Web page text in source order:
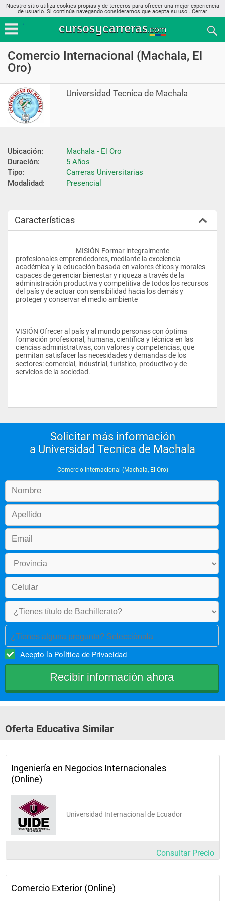
Nuestro sitio utiliza cookies propias y de terceros para ofrecer una mejor experiencia
de usuario. Si continúa navegando consideramos que acepta su uso.. Cerrar
Comercio Internacional (Machala, El
Oro)
Universidad Tecnica de Machala
Ubicación:
Machala - El Oro
Duración:
5 Años
Tipo:
Carreras Universitarias
Modalidad:
Presencial
Características
profesionales emprendedores, mediante la excelencia
académica y la educación basada en valores éticos y morales
capaces de gerenciar bienestar y riqueza a través de la
administración productiva y competitiva de todos los recursos
del país y de actuar con sensibilidad hacia los demás y
proteger y conservar el medio ambiente
VISIÓN Ofrecer al país y al mundo personas con óptima
formación profesional, humana, científica y técnica en las
ciencias administrativas, con valores y competencias, que
permitan satisfacer las necesidades y demandas de los
sectores: comercial, industrial, turístico, productivo y de
servicios de la sociedad.
Solicitar más información
a Universidad Tecnica de Machala
Comercio Internacional (Machala, El Oro)
¿Tienes alguna pregunta? Selecciónala
Acepto la Política de Privacidad
Oferta Educativa Similar
Ingeniería en Negocios Internacionales
(Online)
Universidad Internacional de Ecuador
Consultar Precio
Comercio Exterior (Online)